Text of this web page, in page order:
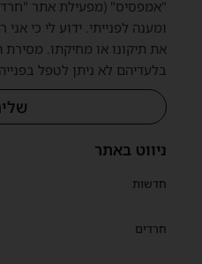
ניווט באתר
חדשות
חרדים
"אמפסיס" (מפעילת אתר
ומענה לפנייתי. ידוע לי כי
את תיקונו או מחיקתו.
בלעדיהם לא ניתן לטפל